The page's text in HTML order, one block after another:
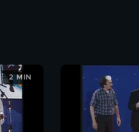
2 MIN